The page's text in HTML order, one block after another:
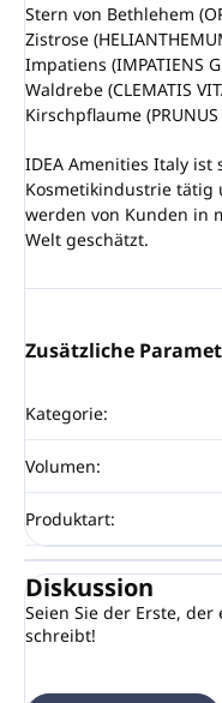
Stern von Bethlehem
Zistrose
Impatiens (IMPATIENS
Waldrebe (CLEMATIS
Kirschpflaume (PRUNUS
IDEA Amenities Italy ist
Kosmetikindustrie
werden von Kunden in
Welt geschätzt.
Zusätzliche
Kategorie:
Volumen:
Produktart:
Diskussion
Seien Sie der Erste,
schreibt!